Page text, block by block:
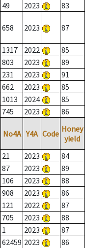
49 2023 83
658 2023 87
1317 2022 85
803 2023 89
231 2023 91
662 2023 85
1013 2024 85
745 2023 86
No4A Y4A Code Honey
yield
21 2023 84
87 2023 89
106 2023 88
908 2023 86
121 2022 87
705 2023 88
1 2023 87
62459 2023 86